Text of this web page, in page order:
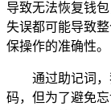
导致无法恢复钱
失误都可能导致
保操作的准确性。
通过助记词
码，但为了避免